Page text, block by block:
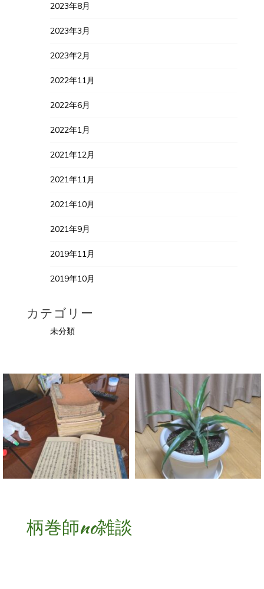
2023年8月
2023年3月
2023年2月
2022年11月
2022年6月
2022年1月
2021年12月
2021年11月
2021年10月
2021年9月
2019年11月
2019年10月
カテゴリー
未分類
柄巻師no雑談